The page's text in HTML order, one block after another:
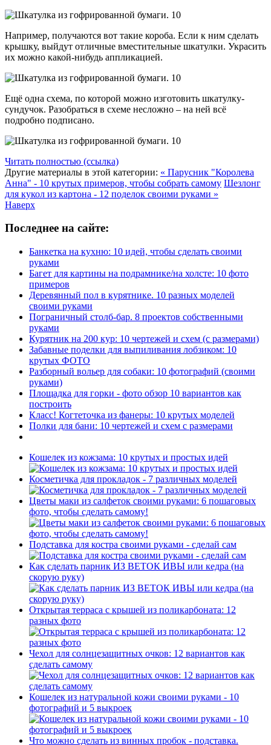
Например, получаются вот такие короба. Если к ним сделать
крышку, выйдут отличные вместительные шкатулки. Украсить
их можно какой-нибудь аппликацией.
Ещё одна схема, по которой можно изготовить шкатулку-
сундучок. Разобраться в схеме несложно – на ней всё
подробно подписано.
Читать полностью (ссылка)
Другие материалы в этой категории: « Парусник "Королева
Анна" - 10 крутых примеров, чтобы собрать самому Шезлонг
для кукол из картона - 12 поделок своими руками »
Наверх
Последнее на сайте:
Банкетка на кухню: 10 идей, чтобы сделать своими
руками
Багет для картины на подрамнике/на холсте: 10 фото
примеров
Деревянный пол в курятнике. 10 разных моделей
своими руками
Пограничный столб-бар. 8 проектов собственными
руками
Курятник на 200 кур: 10 чертежей и схем (с размерами)
Забавные поделки для выпиливания лобзиком: 10
крутых ФОТО
Разборный вольер для собаки: 10 фотографий (своими
руками)
Площадка для горки - фото обзор 10 вариантов как
построить
Класс! Когтеточка из фанеры: 10 крутых моделей
Полки для бани: 10 чертежей и схем с размерами
Кошелек из кожзама: 10 крутых и простых идей
Косметичка для прокладок - 7 различных моделей
Цветы маки из салфеток своими руками: 6 пошаговых
фото, чтобы сделать самому!
Подставка для костра своими руками - сделай сам
Как сделать парник ИЗ ВЕТОК ИВЫ или кедра (на
скорую руку)
Открытая терраса с крышей из поликарбоната: 12
разных фото
Чехол для солнцезащитных очков: 12 вариантов как
сделать самому
Кошелек из натуральной кожи своими руками - 10
фотографий и 5 выкроек
Что можно сделать из винных пробок - подставка.